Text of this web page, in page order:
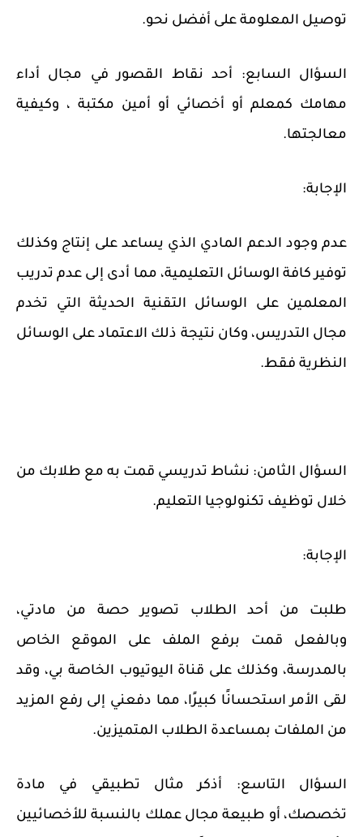
توصيل المعلومة على أفضل نحو.
السؤال السابع: أحد نقاط القصور في مجال أداء
مهامك كمعلم أو أخصائي أو أمين مكتبة ، وكيفية
معالجتها.
الإجابة:
عدم وجود الدعم المادي الذي يساعد على إنتاج وكذلك
توفير كافة الوسائل التعليمية، مما أدى إلى عدم تدريب
المعلمين على الوسائل التقنية الحديثة التي تخدم
مجال التدريس، وكان نتيجة ذلك الاعتماد على الوسائل
النظرية فقط.
السؤال الثامن: نشاط تدريسي قمت به مع طلابك من
خلال توظيف تكنولوجيا التعليم.
الإجابة:
طلبت من أحد الطلاب تصوير حصة من مادتي،
وبالفعل قمت برفع الملف على الموقع الخاص
بالمدرسة، وكذلك على قناة اليوتيوب الخاصة بي، وقد
لقى الأمر استحسانًا كبيرًا، مما دفعني إلى رفع المزيد
من الملفات بمساعدة الطلاب المتميزين.
السؤال التاسع: أذكر مثال تطبيقي في مادة
تخصصك، أو طبيعة مجال عملك بالنسبة للأخصائيين